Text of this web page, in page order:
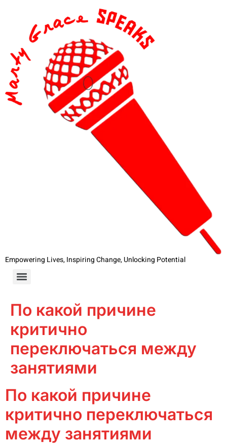
Empowering Lives, Inspiring Change, Unlocking Potential
По какой причине
критично
переключаться между
занятиями
По какой причине
критично переключаться
между занятиями